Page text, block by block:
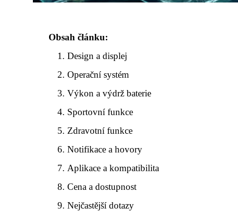
Obsah článku:
Design a displej
Operační systém
Výkon a výdrž baterie
Sportovní funkce
Zdravotní funkce
Notifikace a hovory
Aplikace a kompatibilita
Cena a dostupnost
Nejčastější dotazy